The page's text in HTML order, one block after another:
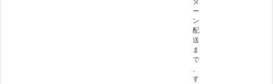
ー
ン
配
送
ま
で
、
す